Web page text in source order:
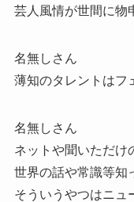
芸人風情が世間に物
名無しさん
薄知のタレントはフ
名無しさん
ネットや聞いただけ
世界の話や常識等知
そういうやつはニュ